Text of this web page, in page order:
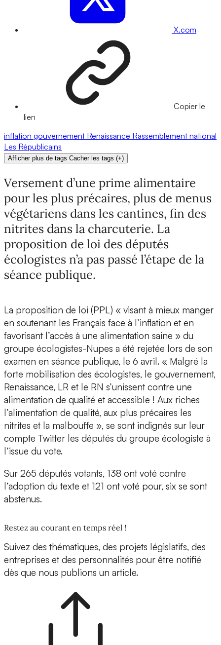
X.com
Copier le
lien
inflation gouvernement Renaissance Rassemblement national
Les Républicains
Afficher plus de tags Cacher les tags (+)
Versement d’une prime alimentaire
pour les plus précaires, plus de menus
végétariens dans les cantines, fin des
nitrites dans la charcuterie. La
proposition de loi des députés
écologistes n’a pas passé l’étape de la
séance publique.
La proposition de loi (PPL) « visant à mieux manger
en soutenant les Français face à l’inflation et en
favorisant l’accès à une alimentation saine » du
groupe écologistes-Nupes a été rejetée lors de son
examen en séance publique, le 6 avril. « Malgré la
forte mobilisation des écologistes, le gouvernement,
Renaissance, LR et le RN s’unissent contre une
alimentation de qualité et accessible ! Aux riches
l’alimentation de qualité, aux plus précaires les
nitrites et la malbouffe », se sont indignés sur leur
compte Twitter les députés du groupe écologiste à
l’issue du vote.
Sur 265 députés votants, 138 ont voté contre
l’adoption du texte et 121 ont voté pour, six se sont
abstenus.
Restez au courant en temps réel !
Suivez des thématiques, des projets législatifs, des
entreprises et des personnalités pour être notifié
dès que nous publions un article.